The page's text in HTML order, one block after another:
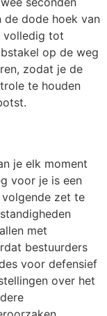
de dode hoek van
volledig tot
op de weg
zodat je de
te houden
je elk moment
voor je is een
zet te
met
bestuurders
voor defensief
over het